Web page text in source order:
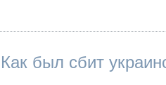
Как был сбит